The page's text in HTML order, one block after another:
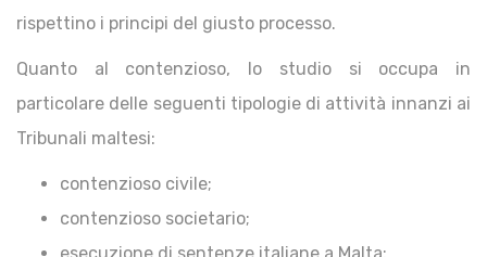
rispettino i principi del giusto processo.
Quanto al contenzioso, lo studio si occupa in
particolare delle seguenti tipologie di attività innanzi ai
Tribunali maltesi:
contenzioso civile;
contenzioso societario;